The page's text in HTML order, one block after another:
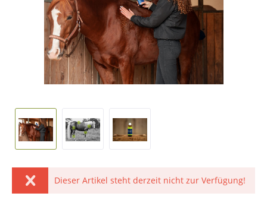
Dieser Artikel steht derzeit nicht zur Verfügung!